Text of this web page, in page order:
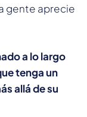
gente aprecie
a lo largo
tenga un
allá de su